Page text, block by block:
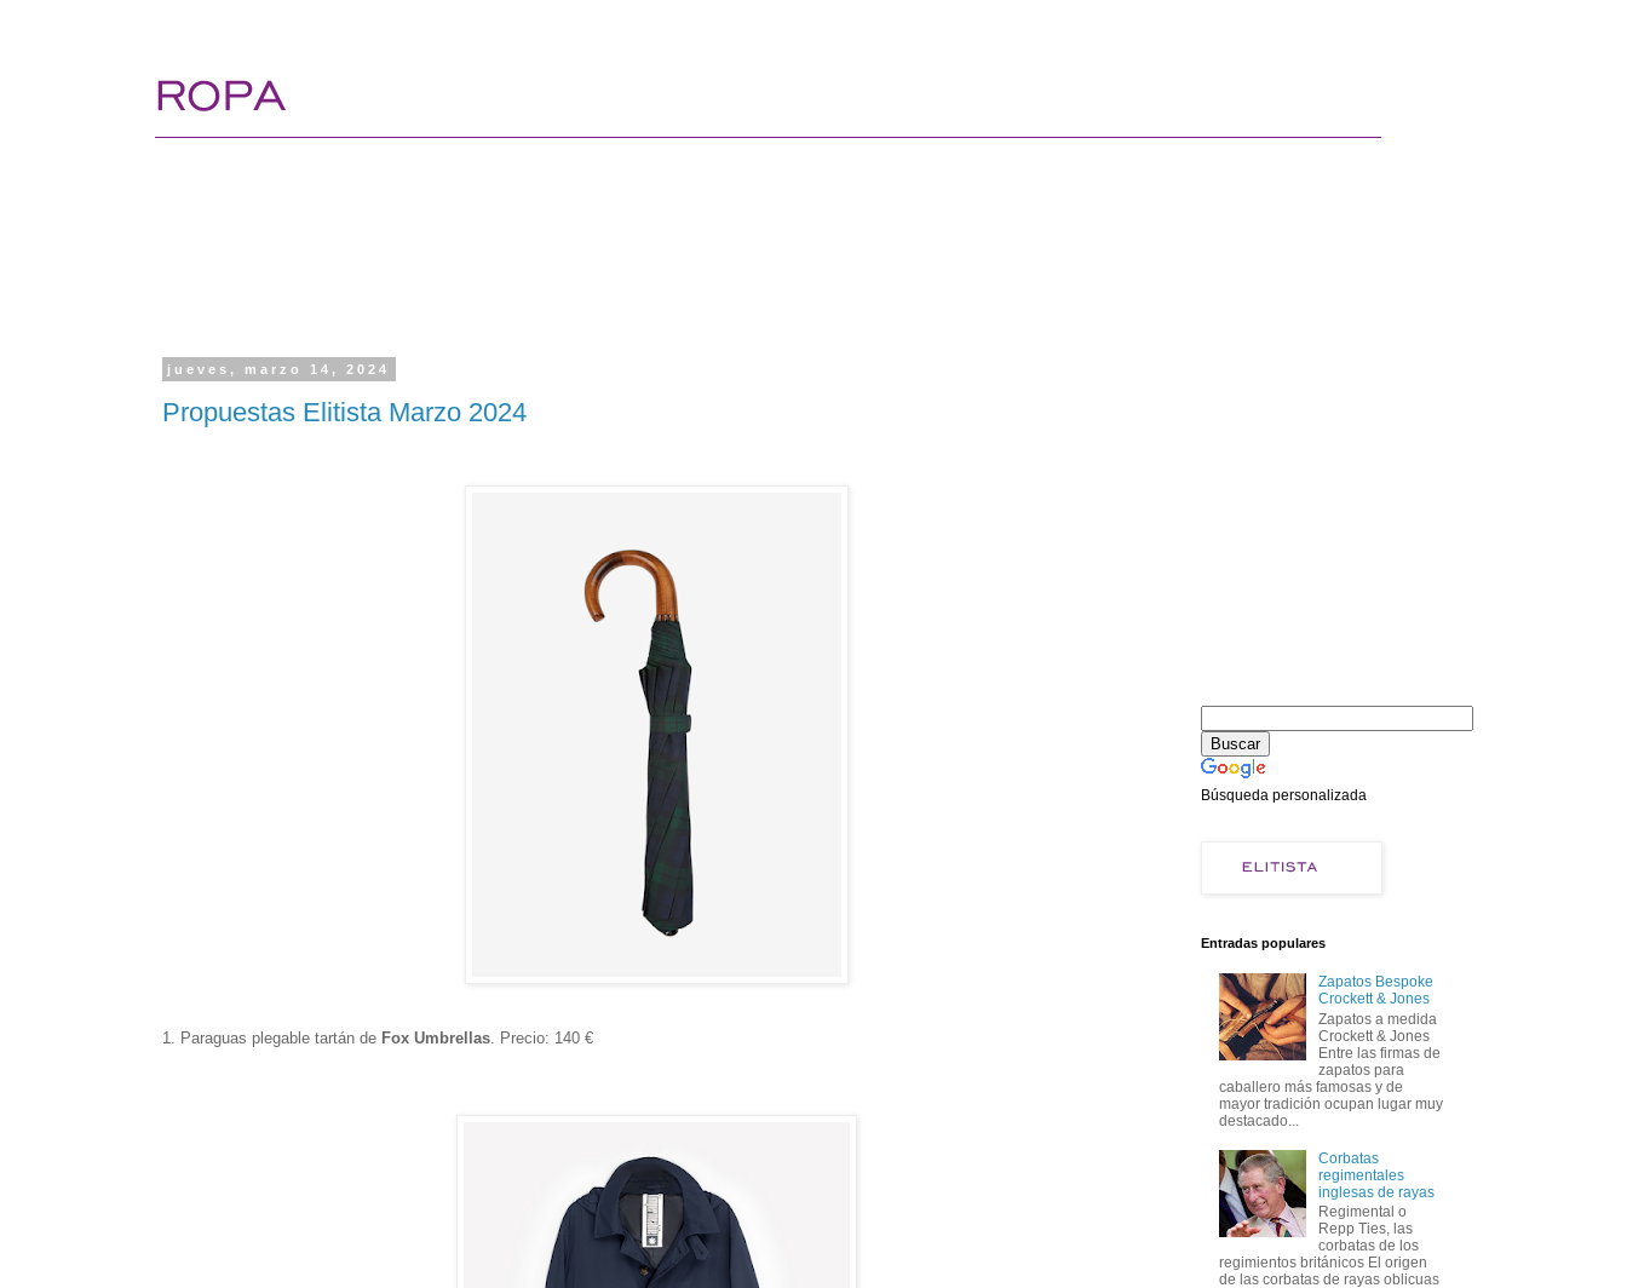
jueves, marzo 14, 2024
Propuestas Elitista Marzo 2024
1. Paraguas plegable tartán de Fox Umbrellas. Precio: 140 €
Búsqueda personalizada
Entradas populares
Zapatos Bespoke
Crockett & Jones
Zapatos a medida
Crockett & Jones
Entre las firmas de
zapatos para
caballero más famosas y de
mayor tradición ocupan lugar muy
destacado...
Corbatas
regimentales
inglesas de rayas
Regimental o
Repp Ties, las
corbatas de los
regimientos británicos El origen
de las corbatas de rayas oblicuas